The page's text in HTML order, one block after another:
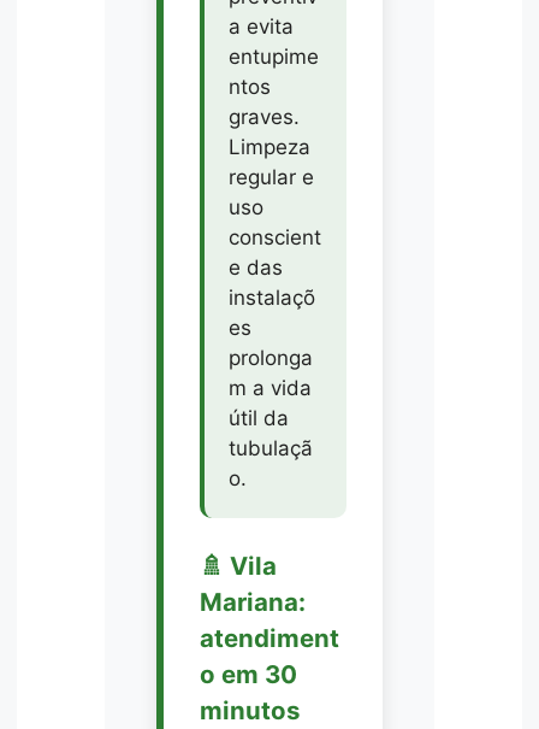
a evita
entupime
ntos
graves.
Limpeza
regular e
uso
conscient
e das
instalaçõ
es
prolonga
m a vida
útil da
tubulaçã
o.
🚿 Vila
Mariana:
atendiment
o em 30
minutos